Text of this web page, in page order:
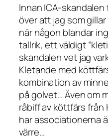
Innan ICA-
över att jag som
när någon blandar
tallrik, ett väldigt
skandalen vet jag
Kletande med
kombination av
på golvet… Även om
råbiff av köttfärs från
har associationerna
värre…